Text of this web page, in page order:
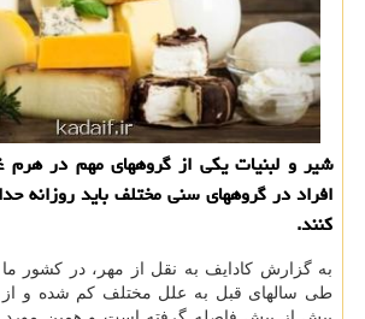
شیر و لبنیات یکی از گروههای مهم در
افراد در گروههای سنی مختلف باید روزانه
کنند.
به گزارش کادایف به نقل از مهر، در کشور
طی سالهای قبل به علل مختلف کم شده و از